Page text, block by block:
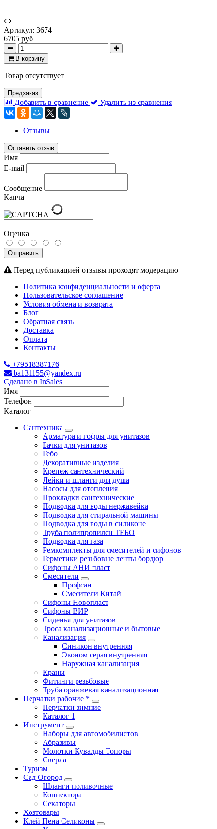
Артикул: 3674
6705 руб
В корзину
Товар отсутствует
Предзаказ
Добавить в сравнение Удалить из сравнения
Отзывы
Оставить отзыв
Имя
E-mail
Сообщение
Капча
Оценка
Отправить
Перед публикацией отзывы проходят модерацию
Политика конфиденциальности и оферта
Пользовательское соглашение
Условия обмена и возврата
Блог
Обратная связь
Доставка
Оплата
Контакты
+79518387176
ba131155@yandex.ru
Сделано в InSales
Имя
Телефон
Каталог
Сантехника
Арматура и гофры для унитазов
Бачки для унитазов
Гебо
Декоративные изделия
Крепеж сантехнический
Лейки и шланги для душа
Насосы для отопления
Прокладки сантехнические
Подводка для воды нержавейка
Подводка для стиральной машины
Подводка для воды в силиконе
Труба полипропилен ТЕБО
Подводка для газа
Ремкомплекты для смесителей и сифонов
Герметики резьбовые ленты бордюр
Сифоны АНИ пласт
Смесители
Профсан
Смесители Китай
Сифоны Новопласт
Сифоны ВИР
Сиденья для унитазов
Троса канализационные и бытовые
Канализация
Синикон внутренняя
Эконом серая внутренняя
Наружная канализация
Краны
Фитинги резьбовые
Труба оранжевая канализационная
Перчатки рабочие *
Перчатки зимние
Каталог 1
Инструмент
Наборы для автомобилистов
Абразивы
Молотки Кувалды Топоры
Сверла
Туризм
Сад Огород
Шланги поливочные
Коннектора
Секаторы
Хозтовары
Клей Пена Селиконы